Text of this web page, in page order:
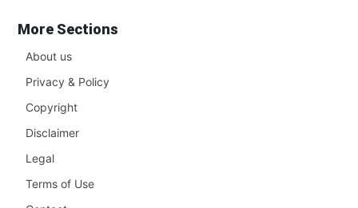
More Sections
About us
Privacy & Policy
Copyright
Disclaimer
Legal
Terms of Use